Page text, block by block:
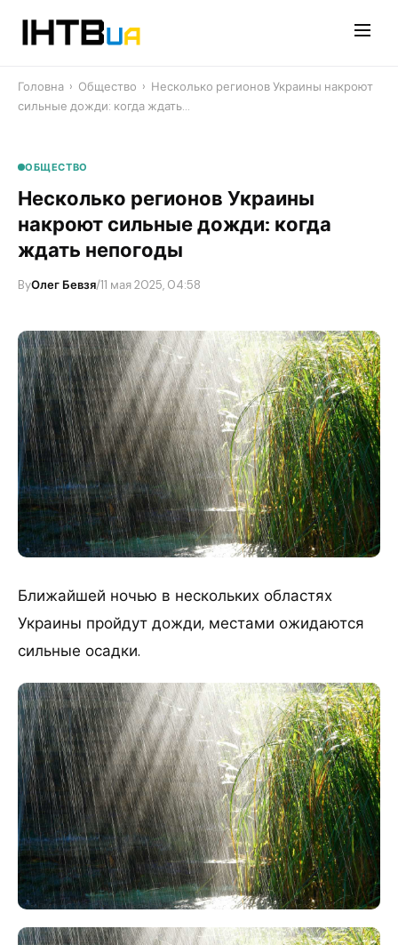
Головна › Общество › Несколько регионов Украины накроют
сильные дожди: когда ждать…
ОБЩЕСТВО
Несколько регионов Украины
накроют сильные дожди: когда
ждать непогоды
ByОлег Бевзя/11 мая 2025, 04:58
Ближайшей ночью в нескольких областях
Украины пройдут дожди, местами ожидаются
сильные осадки.